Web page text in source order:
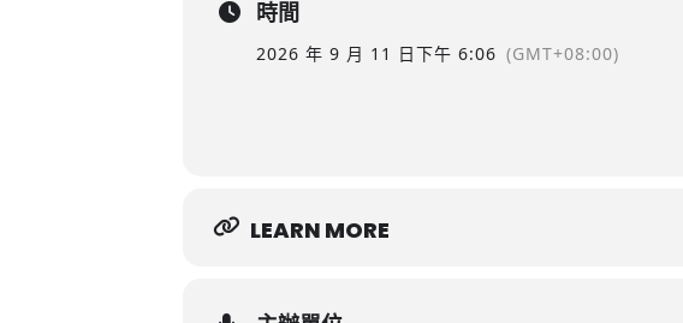
時間
2026 年 9 月 11 日下午 6:06 (GMT+08:00)
LEARN MORE